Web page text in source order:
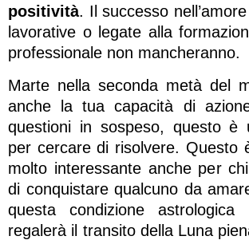
positività. Il successo
lavorative o legate alla
professionale non mancheranno.
Marte nella seconda metà del
anche la tua capacità di
questioni in sospeso, questo è
per cercare di risolvere. Questo
molto interessante anche per
di conquistare qualcuno da
questa condizione
regalerà il transito della Luna